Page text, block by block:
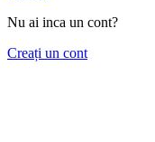
Nu ai inca un cont?
Creați un cont